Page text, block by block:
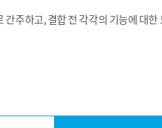
주하고, 결합 전 각각의 기능에 대